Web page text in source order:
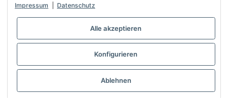
Informationen
Vertrag widerrufen
* Alle Preise inkl. gesetzlicher USt., zzgl.Versand
Developed byTheme.art
Impressum Datenschutz
Alle akzeptieren
Konfigurieren
Ablehnen